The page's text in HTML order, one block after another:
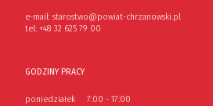
e-mail:starostwo@powiat-chrzanowski.pl
tel:+48 32 625 79 00
GODZINY PRACY
poniedziałek
7:00 - 17:00